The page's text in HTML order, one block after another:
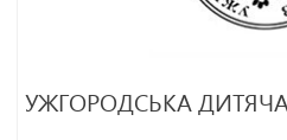
УЖГОРОДСЬКА